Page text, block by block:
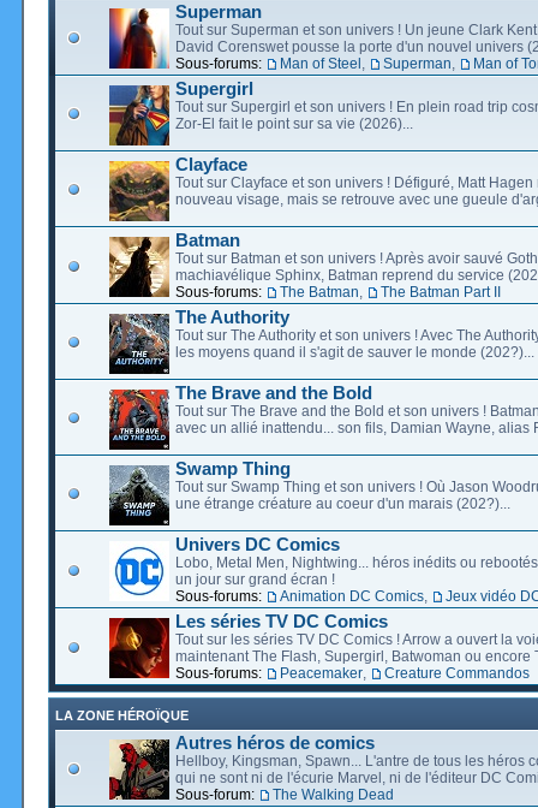
Superman
Tout sur Superman et son univers ! Un jeune Clark
David Corenswet pousse la porte d'un nouvel univers
Sous-forums:
Man of Steel Superman Man of
Supergirl
Tout sur Supergirl et son univers ! En plein road trip
Zor-El fait le point sur sa vie (2026)...
Clayface
Tout sur Clayface et son univers ! Défiguré, Matt Hagen
nouveau visage, mais se retrouve avec une gueule
Batman
Tout sur Batman et son univers ! Après avoir sauvé
machiavélique Sphinx, Batman reprend du service
Sous-forums:
The Batman The Batman Part II
The Authority
Tout sur The Authority et son univers ! Avec The
les moyens quand il s'agit de sauver le monde (202?)...
The Brave and the Bold
Tout sur The Brave and the Bold et son univers !
avec un allié inattendu... son fils, Damian Wayne, alias
Swamp Thing
Tout sur Swamp Thing et son univers ! Où Jason
une étrange créature au coeur d'un marais (202?)...
Univers DC Comics
Lobo, Metal Men, Nightwing... héros inédits ou
un jour sur grand écran !
Sous-forums:
Animation DC Comics Jeux vidéo
Les séries TV DC Comics
Tout sur les séries TV DC Comics ! Arrow a ouvert la
maintenant The Flash, Supergirl, Batwoman ou encore
Sous-forums:
Peacemaker Creature Commandos
LA ZONE HÉROÏQUE
Autres héros de comics
Hellboy, Kingsman, Spawn... L'antre de tous les héros
qui ne sont ni de l'écurie Marvel, ni de l'éditeur DC
Sous-forum:
The Walking Dead